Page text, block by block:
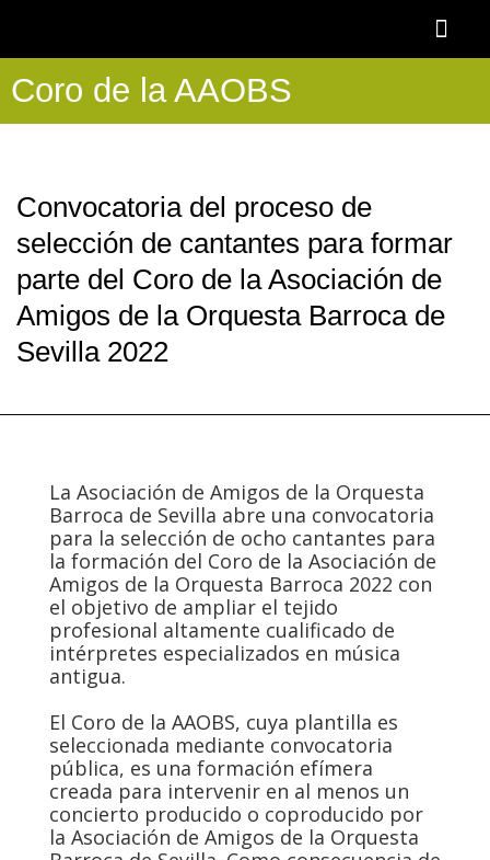
Coro de la AAOBS
Convocatoria del proceso de
selección de cantantes para formar
parte del Coro de la Asociación de
Amigos de la Orquesta Barroca de
Sevilla 2022
La Asociación de Amigos de la Orquesta
Barroca de Sevilla abre una convocatoria
para la selección de ocho cantantes para
la formación del Coro de la Asociación de
Amigos de la Orquesta Barroca 2022 con
el objetivo de ampliar el tejido
profesional altamente cualificado de
intérpretes especializados en música
antigua.
El Coro de la AAOBS, cuya plantilla es
seleccionada mediante convocatoria
pública, es una formación efímera
creada para intervenir en al menos un
concierto producido o coproducido por
la Asociación de Amigos de la Orquesta